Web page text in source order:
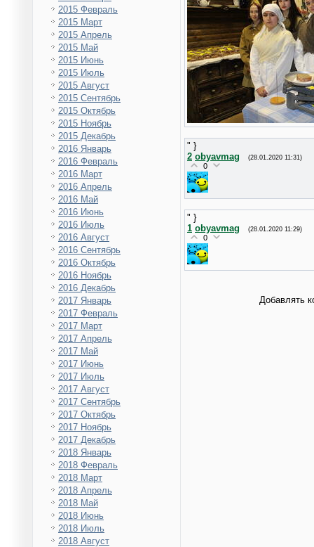
2015 Февраль
2015 Март
2015 Апрель
2015 Май
2015 Июнь
2015 Июль
2015 Август
2015 Сентябрь
2015 Октябрь
2015 Ноябрь
2015 Декабрь
2016 Январь
2016 Февраль
2016 Март
2016 Апрель
2016 Май
2016 Июнь
2016 Июль
2016 Август
2016 Сентябрь
2016 Октябрь
2016 Ноябрь
2016 Декабрь
2017 Январь
2017 Февраль
2017 Март
2017 Апрель
2017 Май
2017 Июнь
2017 Июль
2017 Август
2017 Сентябрь
2017 Октябрь
2017 Ноябрь
2017 Декабрь
2018 Январь
2018 Февраль
2018 Март
2018 Апрель
2018 Май
2018 Июнь
2018 Июль
2018 Август
" }
2 obyavmag (28.01.2020 11:31)
0
" }
1 obyavmag (28.01.2020 11:29)
0
Добавлять